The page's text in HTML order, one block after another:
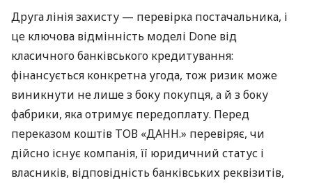
Друга лінія захисту — перевірка постачальника, і
це ключова відмінність моделі Done від
класичного банківського кредитування:
фінансується конкретна угода, тож ризик може
виникнути не лише з боку покупця, а й з боку
фабрики, яка отримує передоплату. Перед
переказом коштів ТОВ «ДАНН.» перевіряє, чи
дійсно існує компанія, її юридичний статус і
власників, відповідність банківських реквізитів,